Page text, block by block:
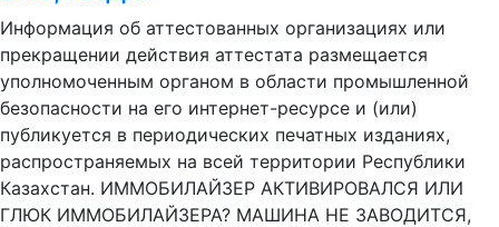
Информация об аттестованных организациях или
прекращении действия аттестата размещается
уполномоченным органом в области промышленной
безопасности на его интернет-ресурсе и (или)
публикуется в периодических печатных изданиях,
распространяемых на всей территории Республики
Казахстан. ИММОБИЛАЙЗЕР АКТИВИРОВАЛСЯ ИЛИ
ГЛЮК ИММОБИЛАЙЗЕРА? МАШИНА НЕ ЗАВОДИТСЯ,